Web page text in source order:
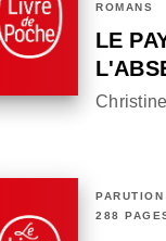
ROMANS
LE
288